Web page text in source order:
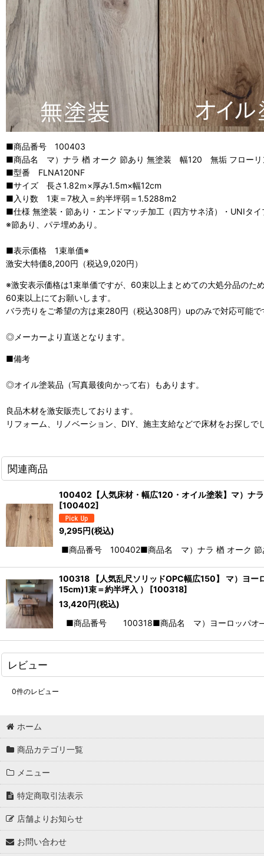
■商品番号 100403
■商品名 マ）ナラ 楢 オーク 節あり 無塗装 幅120 無垢 フロー
■型番 FLNA120NF
■サイズ 長さ1.82ｍ×厚み1.5m×幅12cm
■入り数 1束＝7枚入＝約半坪弱＝1.5288m2
■仕様 無塗装・節あり・エンドマッチ加工（四方サネ済）・UNIタイ
※節あり、パテ埋めあり。
■表示価格 1束単価※
激安大特価8,200円（税込9,020円）
※激安表示価格は1束単価ですが、60束以上まとめての大処分品のた
60束以上にてお願いします。
バラ売りをご希望の方は束280円（税込308円）upのみで対応可能で
◎メーカーより直送となります。
■備考
◎オイル塗装品（写真最後向かって右）もあります。
良品木材を激安販売しております。
リフォーム、リノベーション、DIY、施主支給などで床材をお探しで
関連商品
100402【人気床材・幅広120・オイル塗装】マ）ナ
[100402]
9,295円(税込)
■商品番号 100402■商品名 マ）ナラ 楢 オーク
100318 【人気乱尺ソリッドOPC幅広150】 マ）ヨ
15cm)1束＝約半坪入 ）
[100318]
13,420円(税込)
■商品番号 100318■商品名 マ）ヨーロッパオ―
レビュー
0件のレビュー
ホーム
商品カテゴリ一覧
メニュー
特定商取引法表示
店舗よりお知らせ
お問い合わせ